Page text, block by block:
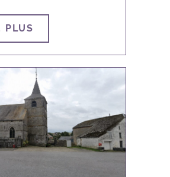
communes
Semois
PLUS